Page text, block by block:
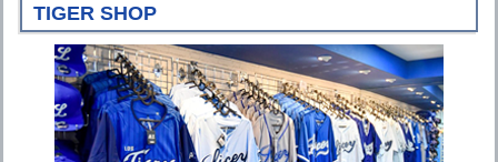
TIGER SHOP